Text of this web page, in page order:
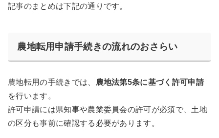
記事のまとめは下記の通りです。
農地転用申請手続きの流れのおさらい
農地転用の手続きでは、 農地法第5条に基づく許可申請
を行います。
許可申請には県知事や農業委員会の許可が必須で、土地
の区分も事前に確認する必要があります。